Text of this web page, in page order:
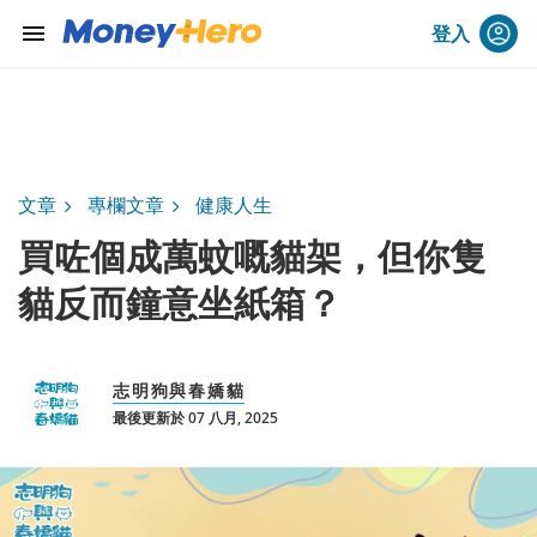
menu 登入
文章 專欄文章 健康人生
買咗個成萬蚊嘅貓架，但你隻
貓反而鐘意坐紙箱？
志明狗與春嬌貓
最後更新於 07 八月, 2025